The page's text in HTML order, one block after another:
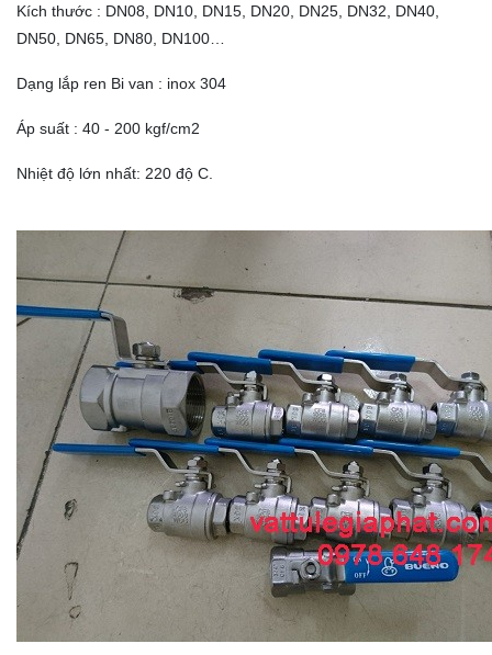
Kích thước : DN08, DN10, DN15, DN20, DN25, DN32, DN40,
DN50, DN65, DN80, DN100…
Dạng lắp ren Bi van : inox 304
Áp suất : 40 - 200 kgf/cm2
Nhiệt độ lớn nhất: 220 độ C.